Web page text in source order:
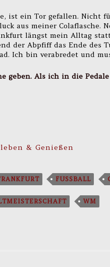
ist ein Tor gefallen. Nicht
aus meiner
längst mein Alltag
der Abpfiff das Ende
Ich bin verabredet und
geben. Als ich in die
& Genießen
FUSSBALL
WM